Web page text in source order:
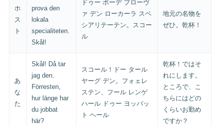
ホ
ス
ト
prova den
lokala
specialiteten.
Skål!
ドゥー ボーデ プローヴ
ァ デン ローカーラ スペ
シアリテーテン。スコー
ル
地元の名物を
ぜひ。乾杯！
あ
な
た
Skål! Då tar
jag den.
Förresten,
hur länge har
du jobbat
här?
スコール！ドー タール
ヤーグ デン。フォェレ
ステン、フール レンゲ
ハール ドゥー ヨッバッ
ト ヘール
乾杯！ではそ
れにします。
ところで、こ
ちらにはどの
くらいお勤め
ですか？